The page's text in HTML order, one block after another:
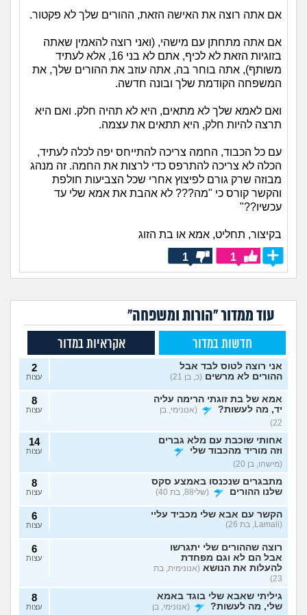
אם אתה רוצה את האישה הזאת, ההורים שלך לא פקטור.
אם אתה מתחתן עם מישהי, (ואני רוצה להאמין שאתה
בזוגיות הזאת לא לכיף, אתם לא בני 16, אלא לעתיד
משותף), אתה בוחר בה, אתה עוזב את ההורים שלך, את
המשפחה הקודמת שלך ובונה חדשה.
ואם לאמא שלך לא מתאים, היא לא תהיה חלק. ואם היא
תרצה להיות חלק, היא תתאים את עצמה.
עם כל הכבוד, החמה צריכה להתייחס יפה לכלה לעתיד,
הכלה לא צריכה להתרפס כדי לרצות את החמה. זה מנהג
מבוזה שרק גורם לפיצוץ אחרי שכל הצביעות חולפת
והקשר קורס כי "מה??? לא אהבת את אמא שלי עד
עכשיו??"
בקיצור, תחליט, אמא או בת הזוג
1
1
עוד ממדור "הורות ומשפחה"
חדשות במדור אקראיות במדור
אני רוצה לטוס לבד אבל
ההורים לא מרשים (כ, בן 21)
2
עצות
אמא של בת זוגתי הרימה עליה
יד, מה לעשות?
(אנונימי, בן
22)
8
עצות
אחותי שוכבת עם מלא גברים
וזה מוריד מהכבוד שלי
(מישהו, בן 20)
14
עצות
מתבגרים שנכנסו באמצע סקס
שלנו ההורים
(שלי88, בת 40)
8
עצות
הקשר עם אבא שלי מכביד עליי
(Lamali, בת 26)
6
עצות
רוצה שההורים שלי יתגרשו
אבל הם לא וגם מפחדת
להעלות את הנושא (אנונימית, בת
23)
6
עצות
גיליתי שאבא שלי בוגד באמא
שלי, מה לעשות?
(אנונימי, בן
8
עצות